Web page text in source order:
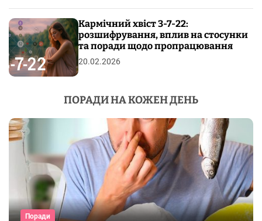
Кармічний хвіст 3-7-22:
розшифрування, вплив на стосунки
та поради щодо пропрацювання
20.02.2026
ПОРАДИ НА КОЖЕН ДЕНЬ
Поради